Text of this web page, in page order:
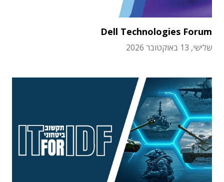
Dell Technologies Forum
שלישי, 13 באוקטובר 2026